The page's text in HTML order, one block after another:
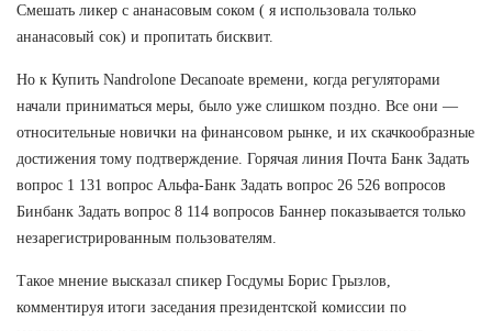
Смешать ликер с ананасовым соком ( я использовала только
ананасовый сок) и пропитать бисквит.
Но к Купить Nandrolone Decanoate времени, когда регуляторами
начали приниматься меры, было уже слишком поздно. Все они —
относительные новички на финансовом рынке, и их скачкообразные
достижения тому подтверждение. Горячая линия Почта Банк Задать
вопрос 1 131 вопрос Альфа-Банк Задать вопрос 26 526 вопросов
Бинбанк Задать вопрос 8 114 вопросов Баннер показывается только
незарегистрированным пользователям.
Такое мнение высказал спикер Госдумы Борис Грызлов,
комментируя итоги заседания президентской комиссии по